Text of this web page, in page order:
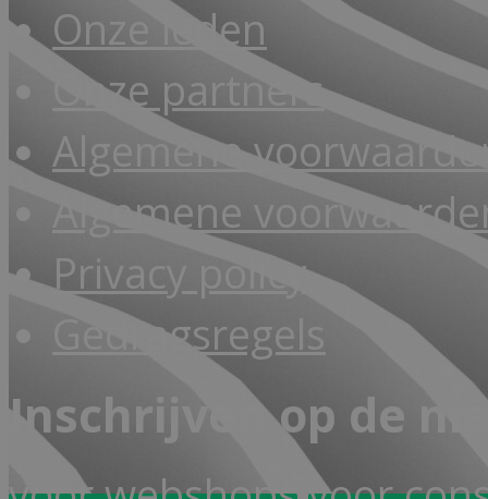
Onze leden
Onze partners
Algemene
Algemene
Privacy policy
Gedragsregels
Inschrijven op de